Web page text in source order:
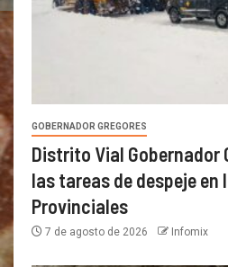
GOBERNADOR GREGORES
Distrito Vial Gobernador
las tareas de despeje en
Provinciales
7 de agosto de 2026 Infomix